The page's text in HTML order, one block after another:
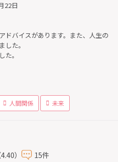
22日
ドバイスがあります。また、人生の
た。
。
人間関係 未来
） 15件